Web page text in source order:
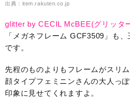
出典：item.rakuten.co.jp
glitter by CECIL McBEE(グリッタ
「メガネフレーム GCF3509」も
です。
先程のものよりもフレームがスリ
顔タイプフェミニンさんの大人っ
印象に見せてくれますよ。